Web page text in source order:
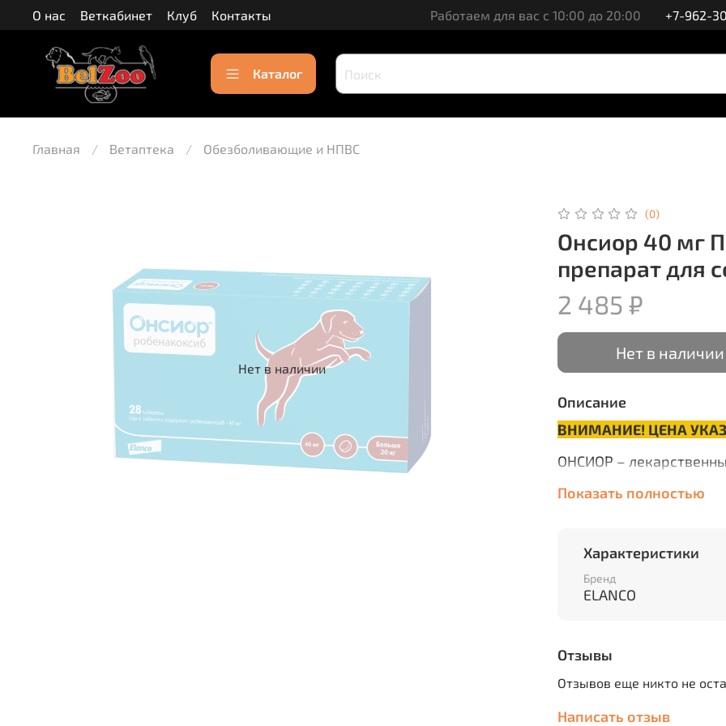
О нас Веткабинет Клуб Контакты Работаем для вас с 10:00 до 20:00 +7-962-
Каталог
Главная Ветаптека Обезболивающие и НПВС
Нет в наличии
(0)
Онсиор 40 мг
препарат для
2 485 ₽
Нет в наличии
Описание
ВНИМАНИЕ! ЦЕНА
ОНСИОР –
том числе являющихся
Перед применением
ветеринарным врачом.
Показания:
происхождения.
аппарата
Показать полностью
Характеристики
Бренд
ELANCO
Отзывы
Отзывов еще никто не
Написать отзыв